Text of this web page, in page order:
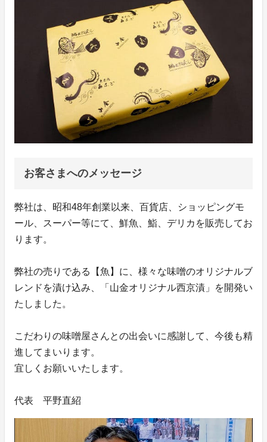
お客さまへのメッセージ
弊社は、昭和48年創業以来、百貨店、ショッピングモ
ール、スーパー等にて、鮮魚、鮨、デリカを販売してお
ります。
弊社の売りである【魚】に、様々な味噌のオリジナルブ
レンドを漬け込み、「山金オリジナル西京漬」を開発い
たしました。
こだわりの味噌屋さんとの出会いに感謝して、今後も精
進してまいります。
宜しくお願いいたします。
代表 平野直紹